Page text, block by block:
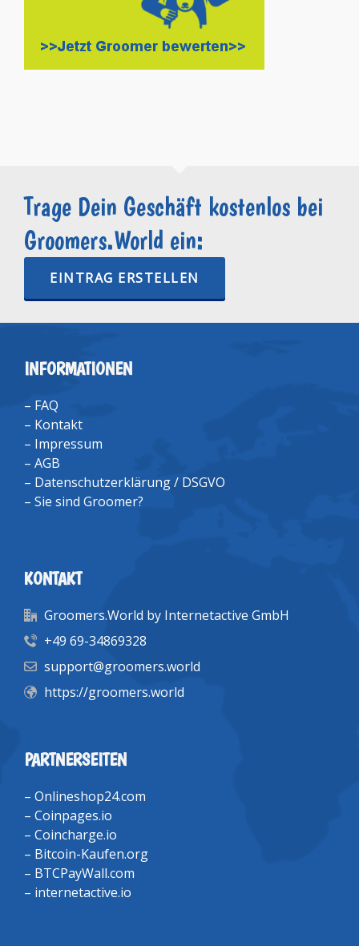
Trage Dein Geschäft kostenlos bei
Groomers.World ein:
EINTRAG ERSTELLEN
INFORMATIONEN
– FAQ
– Kontakt
– Impressum
– AGB
– Datenschutzerklärung / DSGVO
– Sie sind Groomer?
KONTAKT
Groomers.World by Internetactive GmbH
+49 69-34869328
support@groomers.world
https://groomers.world
PARTNERSEITEN
– Onlineshop24.com
– Coinpages.io
– Coincharge.io
– Bitcoin-Kaufen.org
– BTCPayWall.com
– internetactive.io